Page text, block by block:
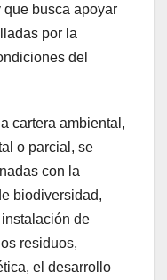
que busca apoyar
por la
del
cartera ambiental,
o parcial, se
con la
biodiversidad,
de
residuos,
el desarrollo